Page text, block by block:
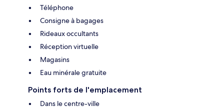
Téléphone
Consigne à bagages
Rideaux occultants
Réception virtuelle
Magasins
Eau minérale gratuite
Points forts de l'emplacement
Dans le centre-ville